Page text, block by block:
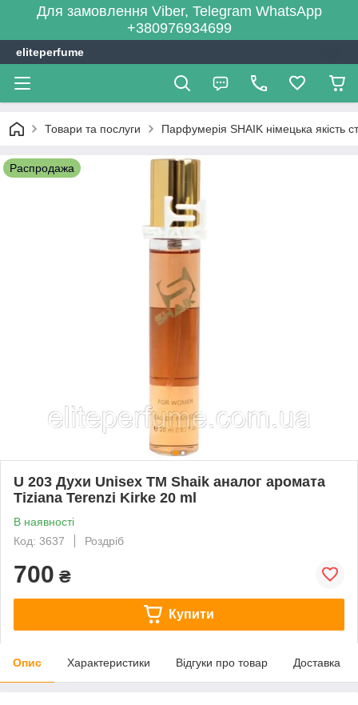
Для замовлення Viber, Telegram WhatsApp
+380976934699
eliteperfume
Товари та послуги Парфумерія SHAIK німецька якість
Распродажа
U 203 Духи Unisex ТМ Shaik аналог аромата
Tiziana Terenzi Kirke 20 ml
В наявності
Код: 3637
Роздріб
700 ₴
Купити
Опис Характеристики Відгуки про товар Доставка